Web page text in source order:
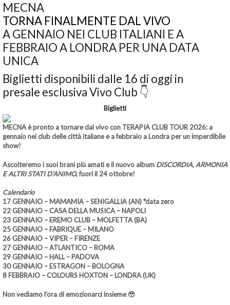
MECNA
TORNA FINALMENTE DAL VIVO
A GENNAIO NEI CLUB ITALIANI E A
FEBBRAIO A LONDRA PER UNA DATA
UNICA
Biglietti disponibili dalle 16 di oggi in
presale esclusiva Vivo Club 👇
Biglietti
MECNA è pronto a tornare dal vivo con TERAPIA CLUB TOUR 2026: a
gennaio nei club delle città italiane e a febbraio a Londra per un imperdibile
show!
Ascolteremo i suoi brani più amati e il nuovo album DISCORDIA, ARMONIA
E ALTRI STATI D’ANIMO, fuori il 24 ottobre!
Calendario
17 GENNAIO – MAMAMIA – SENIGALLIA (AN) *data zero
22 GENNAIO – CASA DELLA MUSICA – NAPOLI
23 GENNAIO – EREMO CLUB – MOLFETTA (BA)
25 GENNAIO – FABRIQUE – MILANO
26 GENNAIO – VIPER – FIRENZE
27 GENNAIO – ATLANTICO – ROMA
29 GENNAIO – HALL – PADOVA
30 GENNAIO – ESTRAGON – BOLOGNA
8 FEBBRAIO – COLOURS HOXTON – LONDRA (UK)
Non vediamo l’ora di emozionarci insieme 🥹